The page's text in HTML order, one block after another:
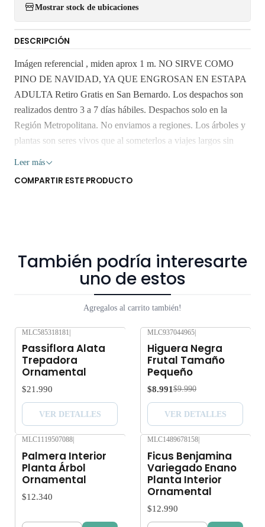
Mostrar stock de ubicaciones
DESCRIPCIÓN
Imágen referencial , miden aprox 1 m. NO SIRVE COMO
PINO DE NAVIDAD, YA QUE ENGROSAN EN ESTAPA
ADULTA Retiro Gratis en San Bernardo. Los despachos son
realizados dentro 3 a 7 días hábiles. Despachos solo en la
Región Metropolitana. No enviamos a regiones. Los árboles y
plantas son seres vivos que al someterlos a viajes largos sin
$80.000
Leer más
COMPARTIR ESTE PRODUCTO
También podría interesarte
uno de estos
Agregalos al carrito también!
MLC585318181
Passiflora Alata
Trepadora
Ornamental
$21.990
VER DETALLES
Agotado
MLC937044965
Higuera Negra
Frutal Tamaño
Pequeño
$8.991 $9.990
VER DETALLES
MLC1119507088
Palmera Interior
Planta Árbol
Ornamental
$12.340
MLC1489678158
Ficus Benjamina
Variegado Enano
Planta Interior
Ornamental
$12.990